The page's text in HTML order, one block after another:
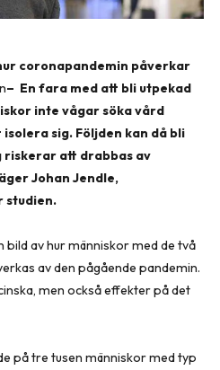
coronapandemin påverkar
– En fara med att bli utpekad
inte vågar söka vård
sig. Följden kan då bli
riskerar att drabbas av
Johan Jendle,
studien.
bild av hur människor med de två
av den pågående pandemin.
men också effekter på det
på tre tusen människor med typ